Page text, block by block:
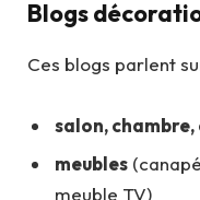
Blogs
Ces blogs parlent
salon, chambre,
meubles
meuble TV)